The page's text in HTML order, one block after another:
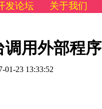
发论坛 关于我们
调用外部程序
01-23 13:33:52